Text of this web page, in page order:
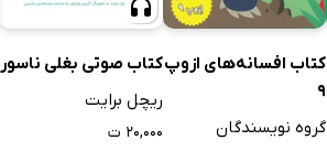
کتاب افسانه‌های ازوپ
9
گروه نویسندگان
کتاب صوتی بغلی ناسور
ریچل برایت
۲۰,۰۰۰ ت